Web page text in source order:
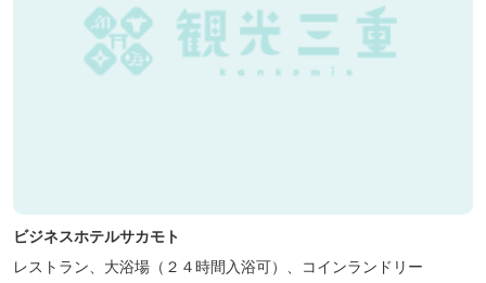
ビジネスホテルサカモト
レストラン、大浴場（２４時間入浴可）、コインランドリー